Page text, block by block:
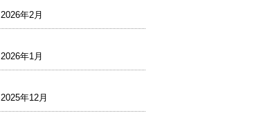
2026年2月
2026年1月
2025年12月